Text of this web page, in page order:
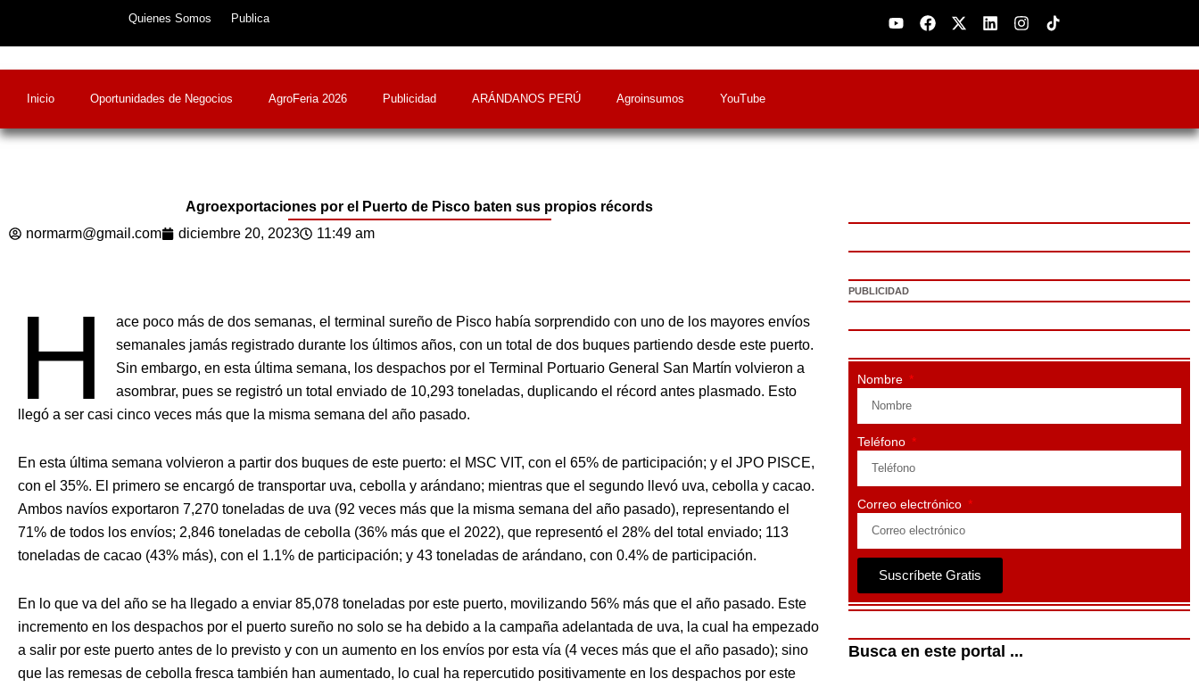
Quienes Somos Publica YoutubeFacebook
X-
twitter
LinkedinInstagram
Inicio Oportunidades de Negocios AgroFeria 2026 Publicidad ARÁNDANOS PERÚ Agroinsumos YouTube
Agroexportaciones por el Puerto de Pisco baten sus propios récords
normarm@gmail.com
diciembre 20, 2023 11:49 am
H
ace poco más de dos semanas, el terminal sureño de Pisco había sorprendido con uno de los mayores envíos
semanales jamás registrado durante los últimos años, con un total de dos buques partiendo desde este puerto.
Sin embargo, en esta última semana, los despachos por el Terminal Portuario General San Martín volvieron a
asombrar, pues se registró un total enviado de 10,293 toneladas, duplicando el récord antes plasmado. Esto
llegó a ser casi cinco veces más que la misma semana del año pasado.
En esta última semana volvieron a partir dos buques de este puerto: el MSC VIT, con el 65% de participación; y el JPO PISCE,
con el 35%. El primero se encargó de transportar uva, cebolla y arándano; mientras que el segundo llevó uva, cebolla y cacao.
Ambos navíos exportaron 7,270 toneladas de uva (92 veces más que la misma semana del año pasado), representando el
71% de todos los envíos; 2,846 toneladas de cebolla (36% más que el 2022), que representó el 28% del total enviado; 113
toneladas de cacao (43% más), con el 1.1% de participación; y 43 toneladas de arándano, con 0.4% de participación.
En lo que va del año se ha llegado a enviar 85,078 toneladas por este puerto, movilizando 56% más que el año pasado. Este
incremento en los despachos por el puerto sureño no solo se ha debido a la campaña adelantada de uva, la cual ha empezado
a salir por este puerto antes de lo previsto y con un aumento en los envíos por esta vía (4 veces más que el año pasado); sino
que las remesas de cebolla fresca también han aumentado, lo cual ha repercutido positivamente en los despachos por este
PUBLICIDAD
Nombre
Teléfono
Correo electrónico
Suscríbete Gratis
Busca en este portal ...